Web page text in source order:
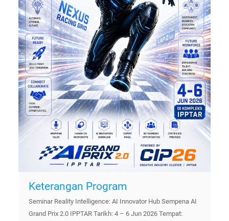
Keterangan Program
Seminar Reality Intelligence: AI Innovator Hub Sempena AI
Grand Prix 2.0 IPPTAR Tarikh: 4 – 6 Jun 2026 Tempat: